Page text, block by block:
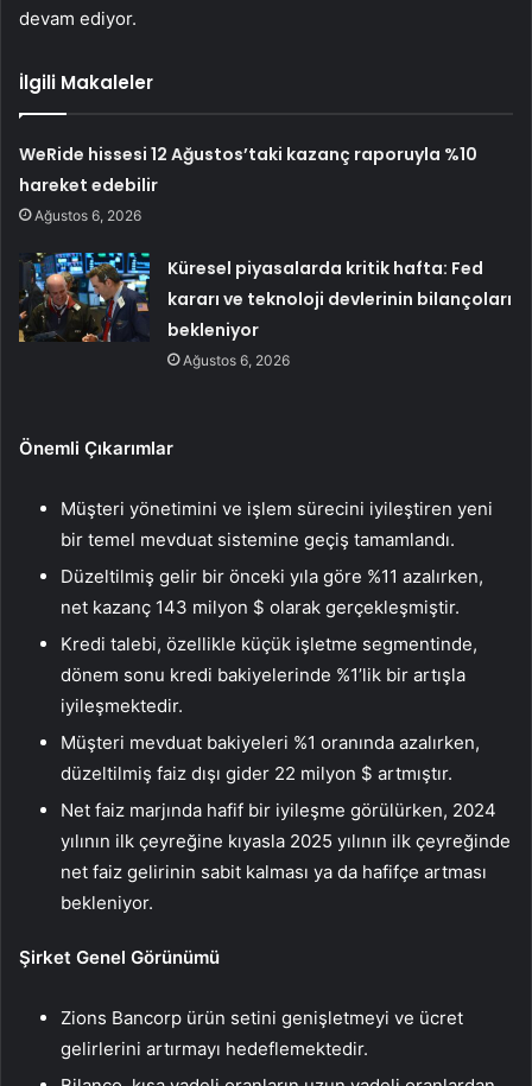
devam ediyor.
İlgili Makaleler
WeRide hissesi 12 Ağustos’taki kazanç raporuyla %10
hareket edebilir
Ağustos 6, 2026
Küresel piyasalarda kritik hafta: Fed
kararı ve teknoloji devlerinin bilançoları
bekleniyor
Ağustos 6, 2026
Önemli Çıkarımlar
Müşteri yönetimini ve işlem sürecini iyileştiren yeni
bir temel mevduat sistemine geçiş tamamlandı.
Düzeltilmiş gelir bir önceki yıla göre %11 azalırken,
net kazanç 143 milyon $ olarak gerçekleşmiştir.
Kredi talebi, özellikle küçük işletme segmentinde,
dönem sonu kredi bakiyelerinde %1’lik bir artışla
iyileşmektedir.
Müşteri mevduat bakiyeleri %1 oranında azalırken,
düzeltilmiş faiz dışı gider 22 milyon $ artmıştır.
Net faiz marjında hafif bir iyileşme görülürken, 2024
yılının ilk çeyreğine kıyasla 2025 yılının ilk çeyreğinde
net faiz gelirinin sabit kalması ya da hafifçe artması
bekleniyor.
Şirket Genel Görünümü
Zions Bancorp ürün setini genişletmeyi ve ücret
gelirlerini artırmayı hedeflemektedir.